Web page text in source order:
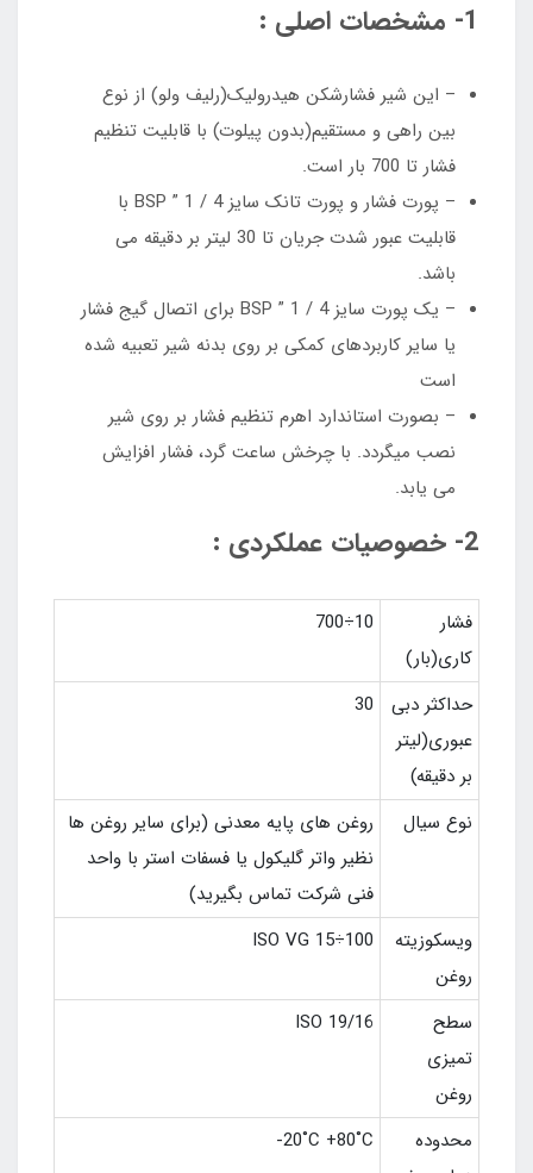
1- مشخصات اصلی :
– این شیر فشارشکن هیدرولیک(رلیف ولو) از نوع
بین راهی و مستقیم(بدون پیلوت) با قابلیت تنظیم
فشار تا 700 بار است.
– پورت فشار و پورت تانک سایز ‫‪1‬‬ ‫‪/‬‬ ‫‪4‬‬ ‫”‬ ‫‪BSP‬‬ با
قابلیت عبور شدت جریان تا 30 لیتر بر دقیقه می
باشد.
– یک پورت سایز ‫‪1‬‬ ‫‪/‬‬ ‫‪4‬‬ ‫”‬ ‫‪BSP‬‬ برای اتصال گیج فشار
یا سایر کاربردهای کمکی بر روی بدنه شیر تعبیه شده
است
– بصورت استاندارد اهرم تنظیم فشار بر روی شیر
نصب میگردد. با چرخش ساعت گرد، فشار افزایش
می یابد.
2- خصوصیات عملکردی :
فشار
کاری(بار)
10÷700
حداکثر دبی
عبوری(لیتر
بر دقیقه)
30
نوع سیال
روغن های پایه معدنی (برای سایر روغن ها
نظیر واتر گلیکول یا فسفات استر با واحد
فنی شرکت تماس بگیرید)
ویسکوزیته
روغن
ISO VG 15÷100
سطح
تمیزی
روغن
ISO 19/16
محدوده
-20˚C +80˚C